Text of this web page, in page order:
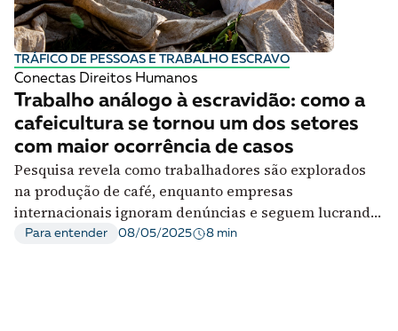
Apoie a Brasil de Direitos
A [BD] conta as histórias de quem defende
direitos humanos no Brasil. Para continuar,
esse trabalho precisa da sua doação!
VEJA COMO APOIAR!
TRÁFICO DE PESSOAS E TRABALHO ESCRAVO
Conectas Direitos Humanos
Trabalho análogo à escravidão: como a
cafeicultura se tornou um dos setores
com maior ocorrência de casos
Pesquisa revela como trabalhadores são explorados
na produção de café, enquanto empresas
internacionais ignoram denúncias e seguem lucrando
com cadeias produtivas e certificações ineficazes
Para entender 08/05/2025 8 min